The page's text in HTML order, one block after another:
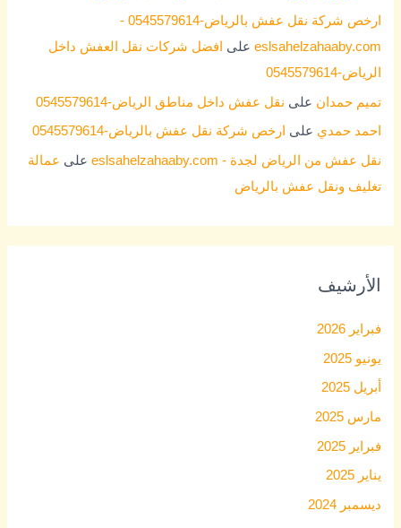
ارخص شركة نقل عفش بالرياض-0545579614 -
eslsahelzahaaby.com على
افضل شركات نقل العفش داخل
الرياض-0545579614
تميم حمدان على نقل عفش داخل مناطق الرياض-0545579614
احمد حمدي على ارخص شركة نقل عفش بالرياض-0545579614
نقل عفش من الرياض لجدة - eslsahelzahaaby.com على عمالة
تغليف ونقل عفش بالرياض
الأرشيف
فبراير 2026
يونيو 2025
أبريل 2025
مارس 2025
فبراير 2025
يناير 2025
ديسمبر 2024